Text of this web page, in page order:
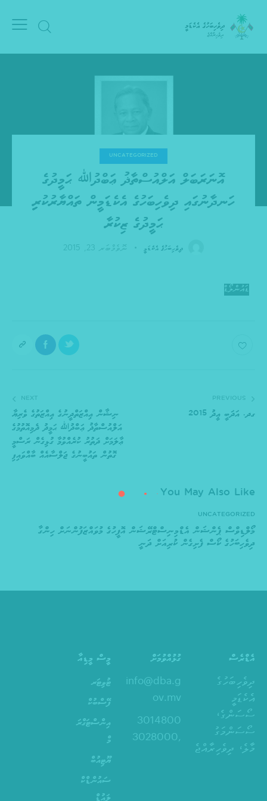
UNCATEGORIZED
އޮނަރަބަލް އަލްއުސްތާޛު ޢަބްދުﷲ ޙަމީދުގެ
ހަނދާނުގައި ދިވެހިބަހުގެ އެކެޑަމީން ތައްޔާރުކުރިިިިި
ޙަމީދުގެ ޒިކުރާ
ދިވެހިބަހުގެ އެކެޑަމީ ނޮވެމްބަރ 23, 2015
ޑައުންލޯޑް
PREVIOUS
ގދ. އަދަބީ ޢީދު 2015
NEXT
ނިޝާން ޢިއްޒަތްދީނުގެ ޢިއްޒަތުގެ ވެރިޔާ
އަލްއުސްތާޛު ޢަބްދުﷲ ޙަމީދު ދެމިއޮތުމުގެ
ޢާލަމަށް ދަތުރު ކުރެއްވުމާ ގުޅިގެން ރަސްމީ
ގޮތުން ތައުބީނުގެ ޖަލްސާއެއް ބާއްވައިފި
You May Also Like
UNCATEGORIZED
މޯލްޑިވްސް ޕެންޝަން އެޑްމިނިސްޓްރޭޝަން އޮފީހުގެ މުވައްޒަފުންނަށް ހިންގާ
ދިވެހިބަހުގެ ކޯސް ފެށިގެން ކުރިއަށް ދަނީ
އެޑްރެސް
ދިވެހިބަހުގެ
އެކެޑަމީ
ސޯސަންގެ،
ސޯސަންމަގު
މާލެ، ދިވެހިރާއްޖެ
ގުޅުއްވުމަށް
info@dba.g
ov.mv
3014800
,3028000
މީސް މީޑިއާ
ޓުވިޓަރ
ފޭސްބުކް
އިންސްޓަގްރަ
މް
ޔޫޓިއުބް
ސައުންޑްކް
ލައުޑް